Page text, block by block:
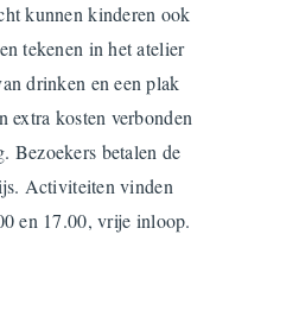
kunnen kinderen ook
tekenen in het atelier
drinken en een plak
extra kosten verbonden
Bezoekers betalen de
Activiteiten vinden
en 17.00, vrije inloop.